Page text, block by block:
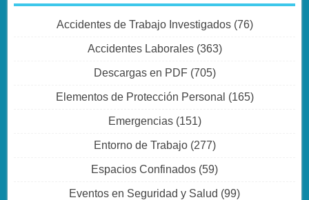
Accidentes de Trabajo Investigados(76)
Accidentes Laborales(363)
Descargas en PDF(705)
Elementos de Protección Personal (165)
Emergencias(151)
Entorno de Trabajo(277)
Espacios Confinados (59)
Eventos en Seguridad y Salud (99)